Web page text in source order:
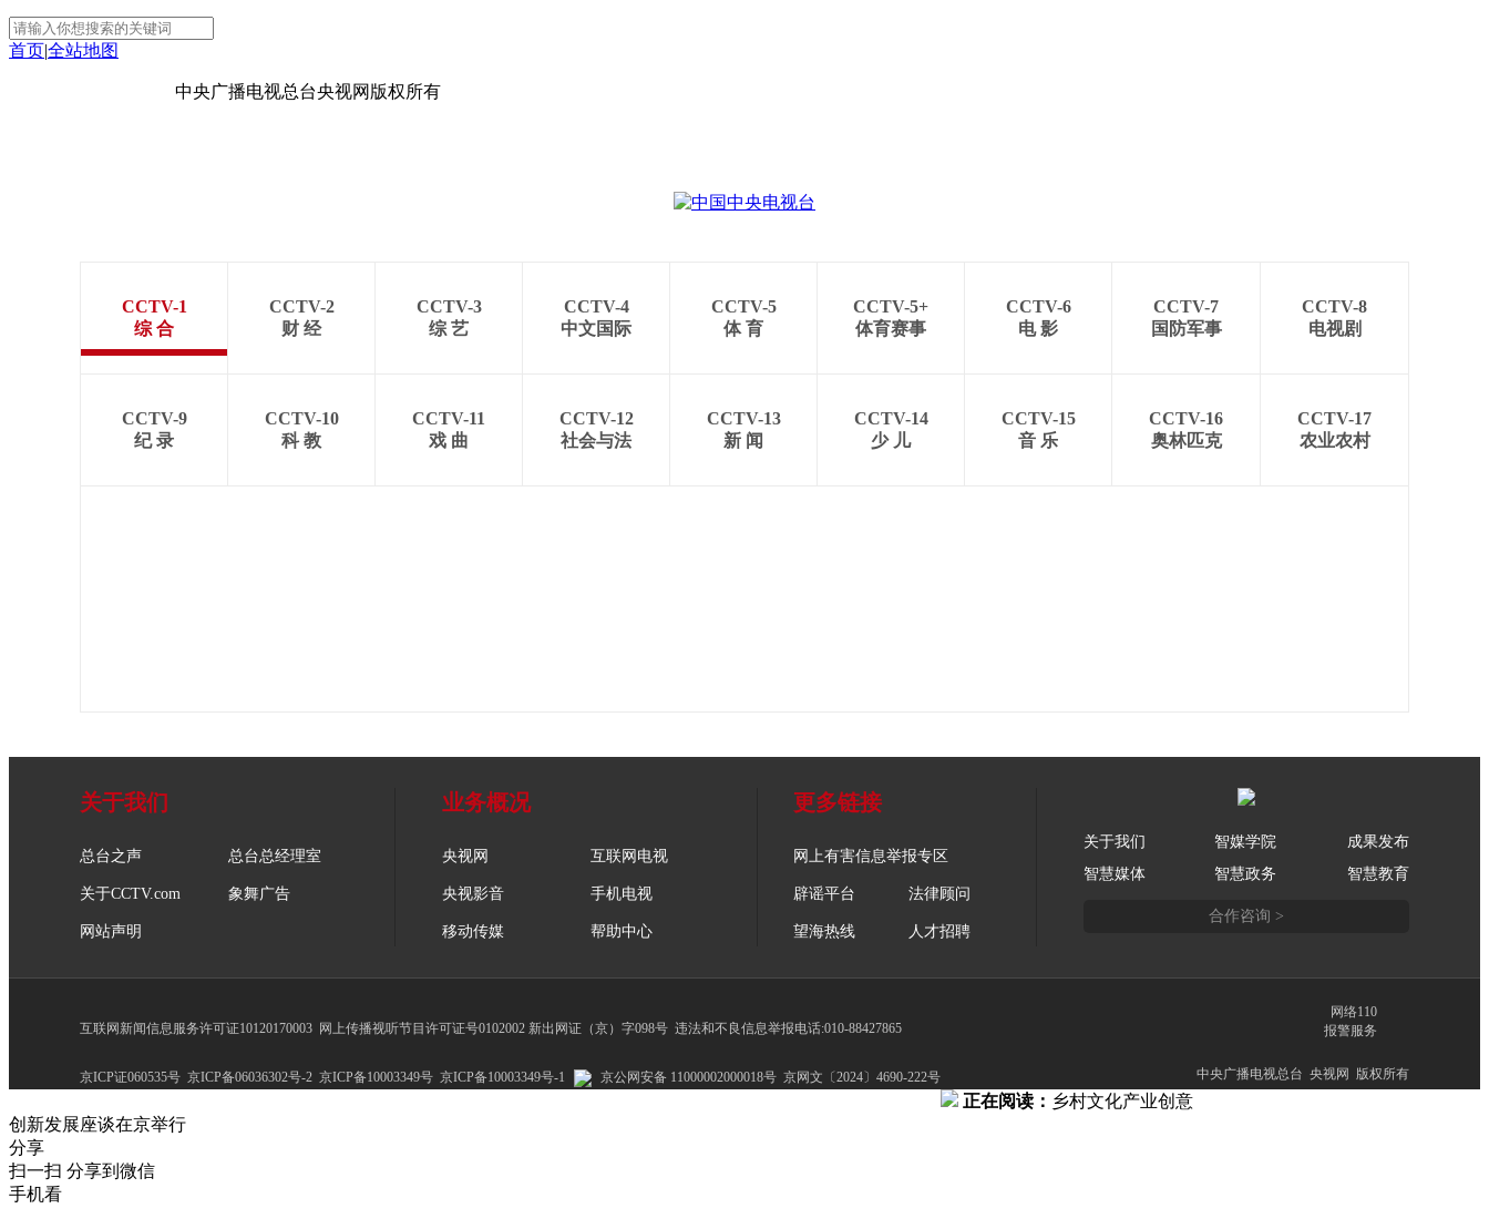
首页|全站地图
中央广播电视总台央视网 版权所有
CCTV-1
综 合
CCTV-2
财 经
CCTV-3
综 艺
CCTV-4
中文国际
CCTV-5
体 育
CCTV-5+
体育赛事
CCTV-6
电 影
CCTV-7
国防军事
CCTV-8
电视剧
CCTV-9
纪 录
CCTV-10
科 教
CCTV-11
戏 曲
CCTV-12
社会与法
CCTV-13
新 闻
CCTV-14
少 儿
CCTV-15
音 乐
CCTV-16
奥林匹克
CCTV-17
农业农村
关于我们
总台之声 总台总经理室
关于CCTV.com 象舞广告
网站声明
业务概况
央视网 互联网电视
央视影音 手机电视
移动传媒 帮助中心
更多链接
网上有害信息举报专区
辟谣平台 法律顾问
望海热线 人才招聘
关于我们 智媒学院
成果发布
智慧媒体
智慧政务 智慧教育
合作咨询 >
互联网新闻信息服务许可证10120170003 网上传播视听节目许可证号0102002 新出网证（京）字098号 违法和不良信息举报电话:010-88427865
京ICP证060535号 京ICP备06036302号-2 京ICP备10003349号 京ICP备10003349号-1 京公网安备 11000002000018号 京网文〔2024〕4690-222号
网络110
报警服务
中央广播电视总台 央视网 版权所有
正在阅读： 乡村文化产业创意
创新发展座谈在京举行
分享
扫一扫 分享到微信
手机看